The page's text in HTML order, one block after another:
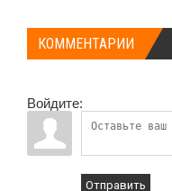
КОММЕНТАРИИ
Войдите:
Отправить